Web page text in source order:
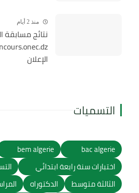
منذ 2 أيام
الإعلان
التسميات
bac algerie
bem algerie
اختبارات سنة رابعة ابتدائي
الثالثة متوسط
الدكتوراه